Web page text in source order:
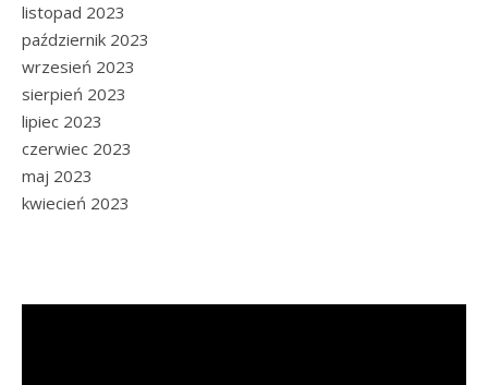
listopad 2023
październik 2023
wrzesień 2023
sierpień 2023
lipiec 2023
czerwiec 2023
maj 2023
kwiecień 2023